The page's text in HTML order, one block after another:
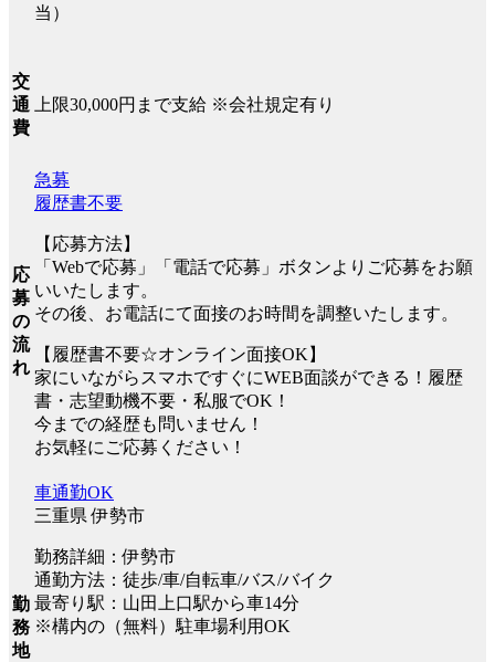
当）
交
通
費
上限30,000円まで支給 ※会社規定有り
応
募
の
流
れ
急募
履歴書不要
【応募方法】
「Webで応募」「電話で応募」ボタンよりご応募をお願
いいたします。
その後、お電話にて面接のお時間を調整いたします。
【履歴書不要☆オンライン面接OK】
家にいながらスマホですぐにWEB面談ができる！履歴
書・志望動機不要・私服でOK！
今までの経歴も問いません！
お気軽にご応募ください！
勤
務
地
車通勤OK
三重県 伊勢市
勤務詳細：伊勢市
通勤方法：徒歩/車/自転車/バス/バイク
最寄り駅：山田上口駅から車14分
※構内の（無料）駐車場利用OK